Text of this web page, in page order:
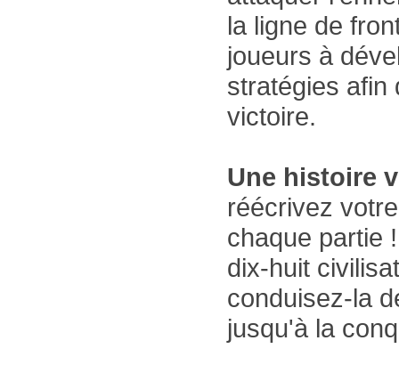
la ligne de
joueurs à
stratégies afin
victoire.
Une histoire
réécrivez
chaque partie
dix-huit
conduisez-la
jusqu'à la